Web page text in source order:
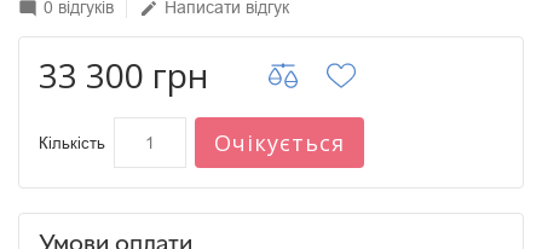
mode_comment 0 відгуків edit Написати відгук
33 300 грн
Кількість Очікується
Умови оплати